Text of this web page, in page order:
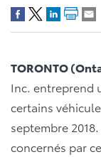
TORONTO
Inc. entreprend
certains
septembre
concernés par